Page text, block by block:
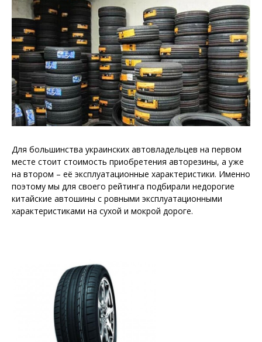
Для большинства украинских автовладельцев на первом
месте стоит стоимость приобретения авторезины, а уже
на втором – её эксплуатационные характеристики. Именно
поэтому мы для своего рейтинга подбирали недорогие
китайские автошины с ровными эксплуатационными
характеристиками на сухой и мокрой дороге.